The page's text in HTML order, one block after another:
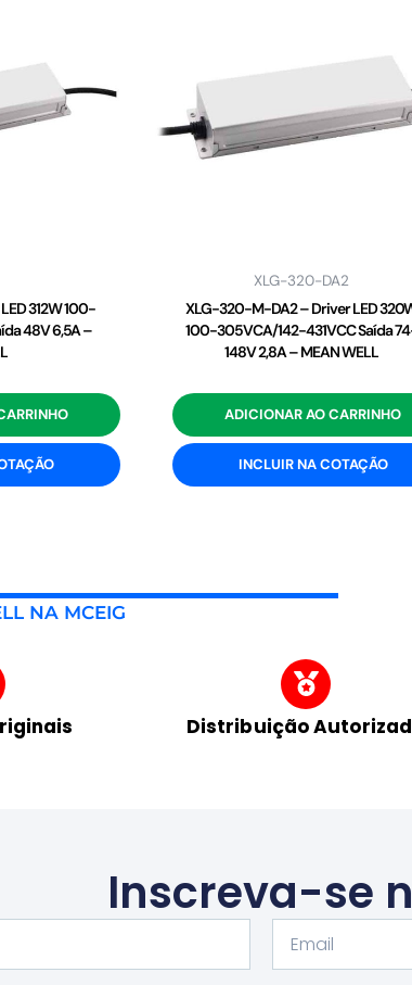
312W 100-
48V 6,5A –
XLG-320-DA2
XLG-320-M-DA2 – Driver LED
100-305VCA/142-431VCC Saída
148V 2,8A – MEAN WELL
ADICIONAR AO CARRINHO
INCLUIR NA COTAÇÃO
NA MCEIG
Distribuição
Inscreva-se